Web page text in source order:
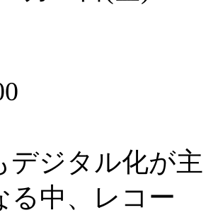
デジタル化が主
る中、レコー